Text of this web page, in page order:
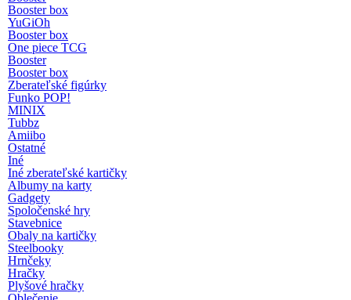
Booster box
YuGiOh
Booster box
One piece TCG
Booster
Booster box
Zberateľské figúrky
Funko POP!
MINIX
Tubbz
Amiibo
Ostatné
Iné
Iné zberateľské kartičky
Albumy na karty
Gadgety
Spoločenské hry
Stavebnice
Obaly na kartičky
Steelbooky
Hrnčeky
Hračky
Plyšové hračky